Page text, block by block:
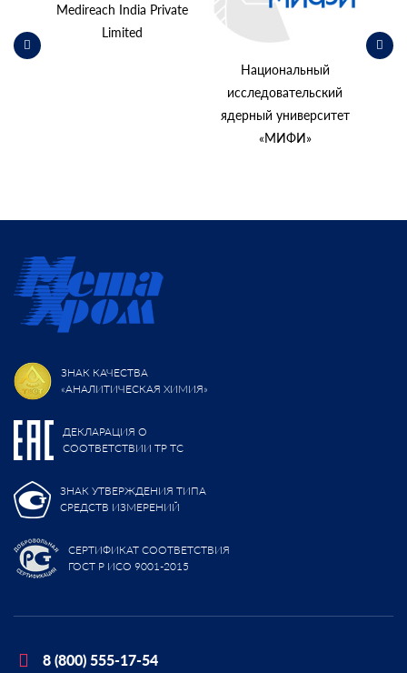
Medireach India Private
Limited
Национальный
исследовательский
ядерный университет
«МИФИ»
ЗНАК КАЧЕСТВА
«АНАЛИТИЧЕСКАЯ ХИМИЯ»
ДЕКЛАРАЦИЯ О
СООТВЕТСТВИИ ТР ТС
ЗНАК УТВЕРЖДЕНИЯ ТИПА
СРЕДСТВ ИЗМЕРЕНИЙ
СЕРТИФИКАТ СООТВЕТСТВИЯ
ГОСТ Р ИСО 9001-2015
8 (800) 555-17-54